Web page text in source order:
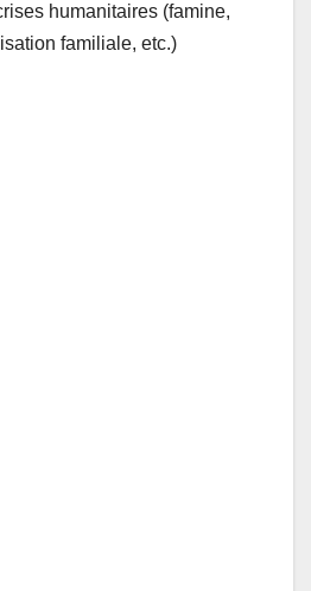
humanitaires (famine,
familiale, etc.)